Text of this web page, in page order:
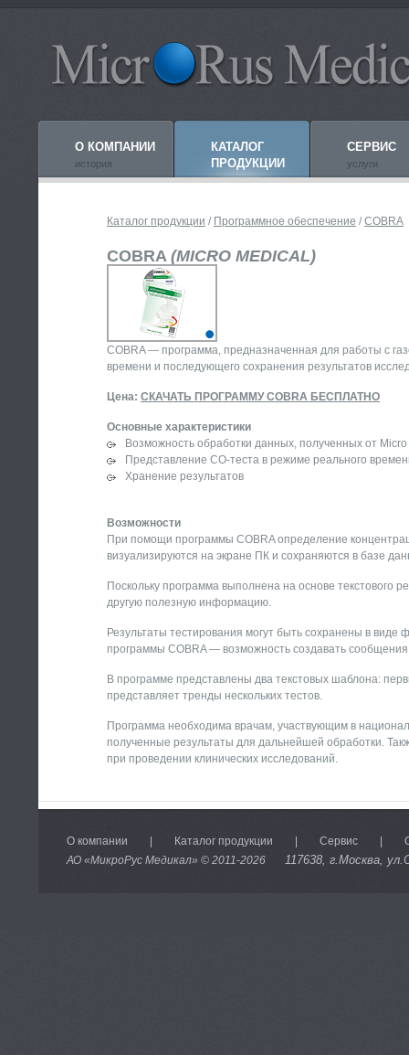
О КОМПАНИИ
история
КАТАЛОГ
ПРОДУКЦИИ
СЕРВИС
услуги
Каталог продукции / Программное обеспечение /COBRA
COBRA (MICRO MEDICAL)
COBRA — программа, предназначенная для работы с
времени и последующего сохранения результатов
Цена: СКАЧАТЬ ПРОГРАММУ СOBRA БЕСПЛАТНО
Основные характеристики
Возможность обработки данных, полученных от Micro
Представление СО-теста в режиме реального
Хранение результатов
Возможности
При помощи программы COBRA определение
визуализируются на экране ПК и сохраняются в базе
Поскольку программа выполнена на основе текстового
другую полезную информацию.
Результаты тестирования могут быть сохранены в
программы COBRA — возможность создавать
В программе представлены два текстовых шаблона:
представляет тренды нескольких тестов.
Программа необходима врачам, участвующим в
полученные результаты для дальнейшей обработки.
при проведении клинических исследований.
О компании Каталог продукции Сервис
АО «МикроРус Медикал» © 2011-2026 117638, г.Москва,